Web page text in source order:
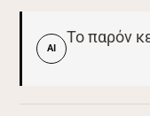
AI
Το παρόν